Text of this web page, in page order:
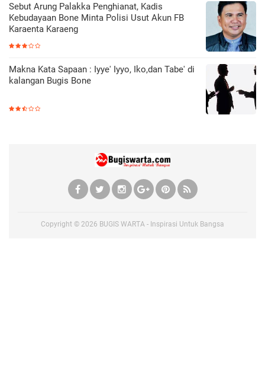
Sebut Arung Palakka Penghianat, Kadis
Kebudayaan Bone Minta Polisi Usut Akun FB
Karaenta Karaeng
Makna Kata Sapaan : Iyye' Iyyo, Iko,dan Tabe' di
kalangan Bugis Bone
Copyright © 2026 BUGIS WARTA - Inspirasi Untuk Bangsa